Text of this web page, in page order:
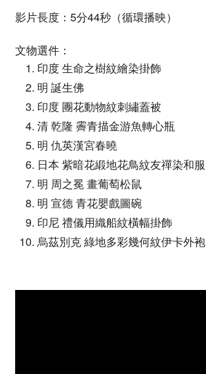
影片長度：5分44秒（循環播映）
文物選件：
印度 生命之樹紋繪染掛飾
明 誕生佛
印度 團花動物紋刺繡蓋被
清 乾隆 霽青描金游魚轉心瓶
明 仇英漢宮春曉
日本 紫暗花緞地花鳥紋友禪染和服
明 周之冕 畫葡萄松鼠
明 宣德 青花嬰戲圖碗
印尼 禮儀用織船紋橫幅掛飾
烏茲別克 綠地多彩幾何紋伊卡外袍